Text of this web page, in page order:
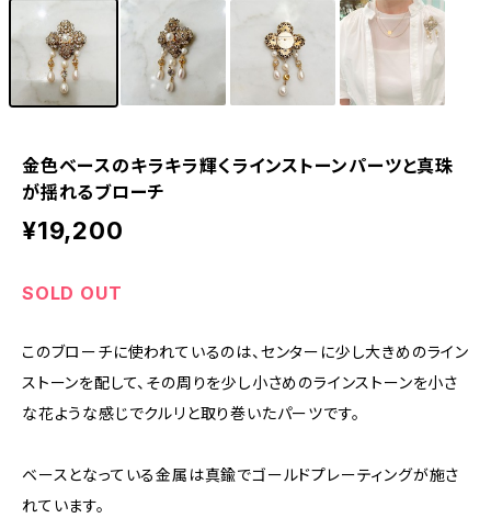
金色ベースのキラキラ輝くラインストーンパーツと真珠
が揺れるブローチ
¥19,200
SOLD OUT
このブローチに使われているのは、センターに少し大きめのライン
ストーンを配して、その周りを少し小さめのラインストーンを小さ
な花ような感じでクルリと取り巻いたパーツです。
ベースとなっている金属は真鍮でゴールドプレーティングが施さ
れています。